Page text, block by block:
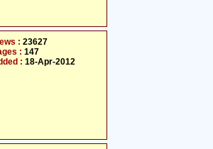
: 23627
: 147
: 18-Apr-2012